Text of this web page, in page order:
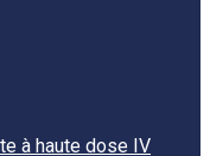
à haute dose IV